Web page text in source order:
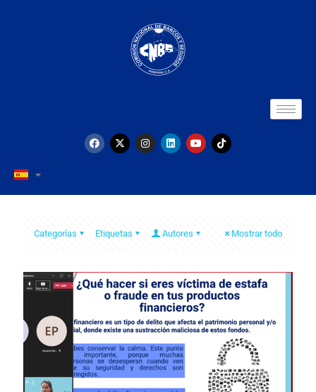
Categorías Etiquetas Autores Mostrar todo